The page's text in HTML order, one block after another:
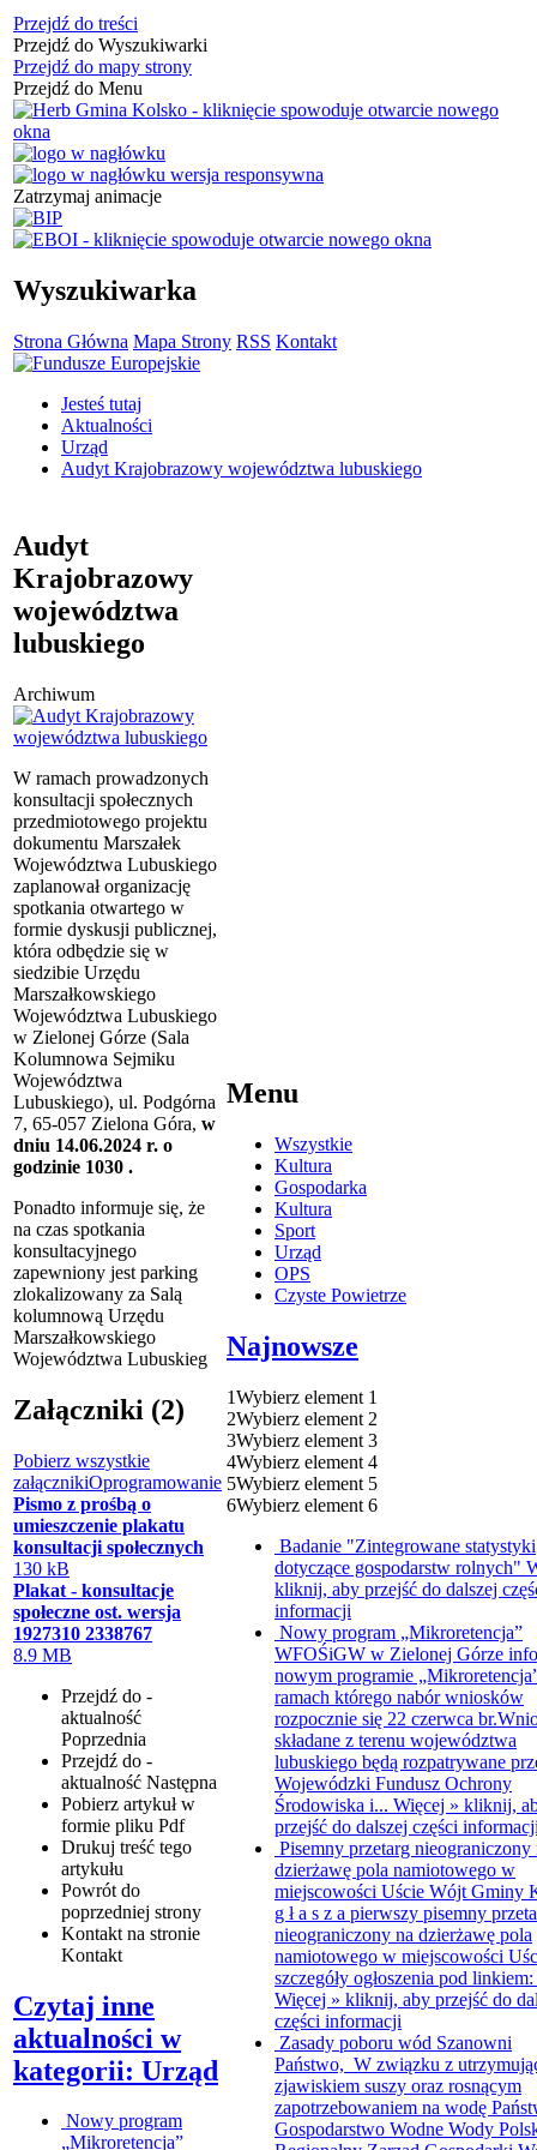
Przejdź do treści
Przejdź do Wyszukiwarki
Przejdź do mapy strony
Przejdź do Menu
Zatrzymaj animacje
Wyszukiwarka
Strona Główna Mapa Strony RSS Kontakt
Jesteś tutaj
Aktualności
Urząd
Audyt Krajobrazowy województwa lubuskiego
Audyt
Krajobrazowy
województwa
lubuskiego
Archiwum
W ramach prowadzonych
konsultacji społecznych
przedmiotowego projektu
dokumentu Marszałek
Województwa Lubuskiego
zaplanował organizację
spotkania otwartego w
formie dyskusji publicznej,
która odbędzie się w
siedzibie Urzędu
Marszałkowskiego
Województwa Lubuskiego
w Zielonej Górze (Sala
Kolumnowa Sejmiku
Województwa
Lubuskiego), ul. Podgórna
7, 65-057 Zielona Góra, w
dniu 14.06.2024 r. o
godzinie 1030 .
Ponadto informuje się, że
na czas spotkania
konsultacyjnego
zapewniony jest parking
zlokalizowany za Salą
kolumnową Urzędu
Marszałkowskiego
Województwa Lubuskieg
Załączniki (2)
Pobierz wszystkie
załącznikiOprogramowanie
Pismo z prośbą o
umieszczenie plakatu
konsultacji społecznych
130 kB
Plakat - konsultacje
społeczne ost. wersja
1927310 2338767
8.9 MB
Przejdź do -
aktualność
Poprzednia
Przejdź do -
aktualność Następna
Pobierz artykuł w
formie pliku Pdf
Drukuj treść tego
artykułu
Powrót do
poprzedniej strony
Kontakt na stronie
Kontakt
Czytaj inne
aktualności w
kategorii: Urząd
Nowy program
„Mikroretencja”
Menu
Wszystkie
Kultura
Gospodarka
Kultura
Sport
Urząd
OPS
Czyste Powietrze
Najnowsze
1Wybierz element 1
2Wybierz element 2
3Wybierz element 3
4Wybierz element 4
5Wybierz element 5
6Wybierz element 6
Badanie "Zintegrowane statystyki
dotyczące gospodarstw rolnych"
kliknij, aby przejść do dalszej
informacji
Nowy program „Mikroretencja”
WFOŚiGW w Zielonej Górze
nowym programie
ramach którego nabór wniosków
rozpocznie się 22 czerwca
składane z terenu województwa
lubuskiego będą rozpatrywane
Wojewódzki Fundusz Ochrony
Środowiska i... Więcej » kliknij,
przejść do dalszej części
Pisemny przetarg nieograniczony
dzierżawę pola namiotowego w
miejscowości Uście Wójt Gminy
g ł a s z a pierwszy pisemny
nieograniczony na dzierżawę pola
namiotowego w miejscowości
szczegóły ogłoszenia pod
Więcej » kliknij, aby przejść do
części informacji
Zasady poboru wód Szanowni
Państwo, W związku z
zjawiskiem suszy oraz rosnącym
zapotrzebowaniem na wodę
Gospodarstwo Wodne Wody